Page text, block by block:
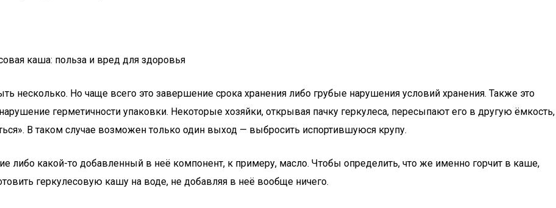
несколько. Но чаще всего это завершение срока хранения либо грубые нарушения условий хранения. Также это
герметичности упаковки. Некоторые хозяйки, открывая пачку геркулеса, пересыпают его в другую ёмкость,
В таком случае возможен только один выход — выбросить испортившуюся крупу.
либо какой-то добавленный в неё компонент, к примеру, масло. Чтобы определить, что же именно горчит в каше,
геркулесовую кашу на воде, не добавляя в неё вообще ничего.